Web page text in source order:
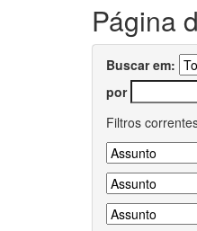
Página
Buscar em:
por
Filtros